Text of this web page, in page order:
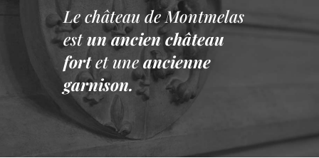
Le château de Montmelas
est un ancien château
fort et une ancienne
garnison.